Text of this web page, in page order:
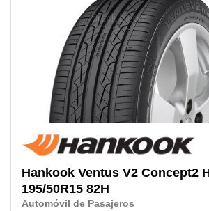
Hankook Ventus V2 Concept2
195/50R15 82H
Automóvil de Pasajeros